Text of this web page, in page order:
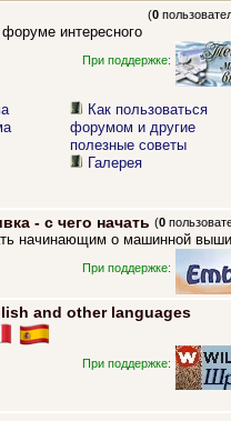
(0
интересного
При поддержке:
Как пользоваться
форумом и другие
полезные советы
Галерея
- с чего начать (0
начинающим о машинной
При поддержке:
and other languages
При поддержке: